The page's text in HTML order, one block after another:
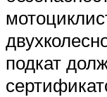
подкат